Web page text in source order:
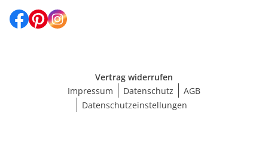
Vertrag widerrufen
Impressum
Datenschutz
AGB
Datenschutzeinstellungen